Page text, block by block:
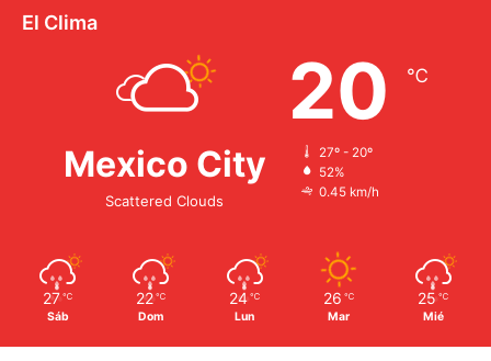
El Clima
Mexico City
Scattered Clouds
20 ℃
27º - 20º
52%
0.45 km/h
27 ℃
Sáb
22 ℃
Dom
24 ℃
Lun
26 ℃
Mar
25 ℃
Mié